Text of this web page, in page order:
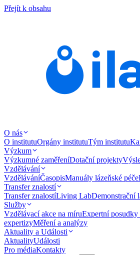
Přejít k obsahu
O nás
O institutuOrgány institutuTým institutu
Výzkum
Výzkumné zaměřeníDotační projekty
Vzdělávání
VzděláváníČasopisManuály lázeňské péče
Transfer znalostí
Transfer znalostíLiving LabDemonstrační
Služby
Vzdělávací akce na míruExpertní posudky
expertizyMěření a analýzy
Aktuality a Události
AktualityUdálosti
Pro médiaKontakty